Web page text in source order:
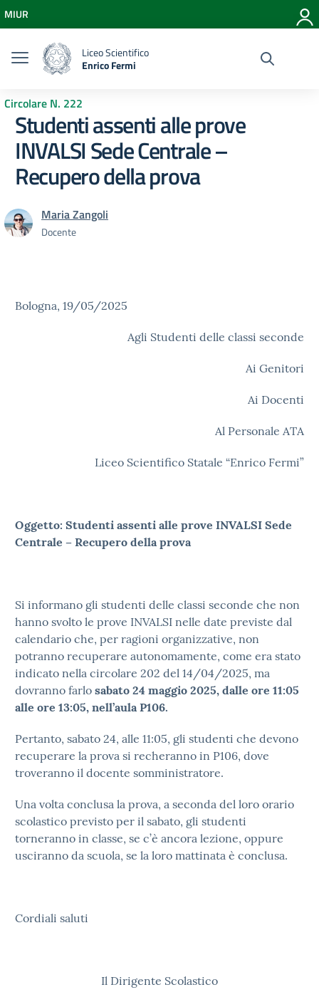
Vai al menu di navigazione
Vai al footer
MIUR
Liceo Scientifico
Enrico Fermi
Circolare N. 222
Studenti assenti alle prove
INVALSI Sede Centrale –
Recupero della prova
Maria Zangoli
Docente
Bologna, 19/05/2025
Agli Studenti delle classi seconde
Ai Genitori
Ai Docenti
Al Personale ATA
Liceo Scientifico Statale “Enrico Fermi”
Oggetto: Studenti assenti alle prove INVALSI Sede
Centrale – Recupero della prova
Si informano gli studenti delle classi seconde che non
hanno svolto le prove INVALSI nelle date previste dal
calendario che, per ragioni organizzative, non
potranno recuperare autonomamente, come era stato
indicato nella circolare 202 del 14/04/2025, ma
dovranno farlo sabato 24 maggio 2025, dalle ore 11:05
alle ore 13:05, nell’aula P106.
Pertanto, sabato 24, alle 11:05, gli studenti che devono
recuperare la prova si recheranno in P106, dove
troveranno il docente somministratore.
Una volta conclusa la prova, a seconda del loro orario
scolastico previsto per il sabato, gli studenti
torneranno in classe, se c’è ancora lezione, oppure
usciranno da scuola, se la loro mattinata è conclusa.
Cordiali saluti
Il Dirigente Scolastico